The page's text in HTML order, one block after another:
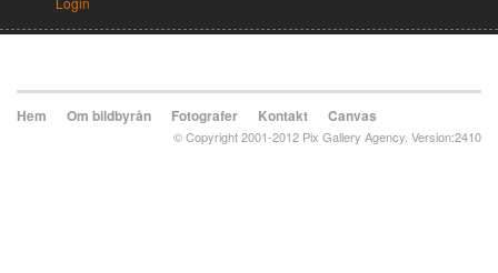
Hem Om bildbyrån Fotografer Kontakt Canvas
© Copyright 2001-2012 Pix Gallery Agency. Version:2410